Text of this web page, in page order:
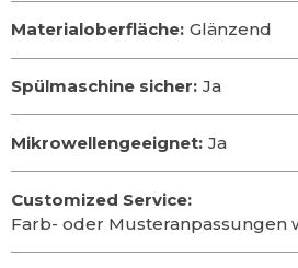
Materialoberfläche: Glänzend
Spülmaschine sicher: Ja
Mikrowellengeeignet: Ja
Customized Service:
Farb- oder Musteranpassungen